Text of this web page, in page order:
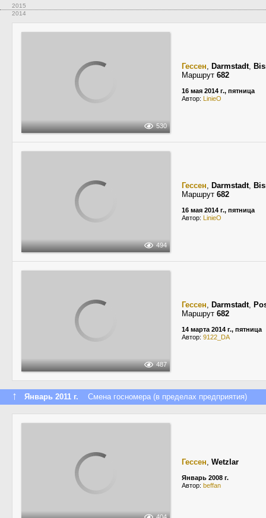
2015
2014
530
Гессен, Darmstadt,
Маршрут 682
16 мая 2014 г., пятница
Автор: LinieO
494
Гессен, Darmstadt,
Маршрут 682
16 мая 2014 г., пятница
Автор: LinieO
487
Гессен, Darmstadt,
Маршрут 682
14 марта 2014 г., пятница
Автор: 9122_DA
↑ Январь 2011 г. Смена госномера (в пределах предприятия)
Гессен, Wetzlar
Январь 2008 г.
Автор: beffan